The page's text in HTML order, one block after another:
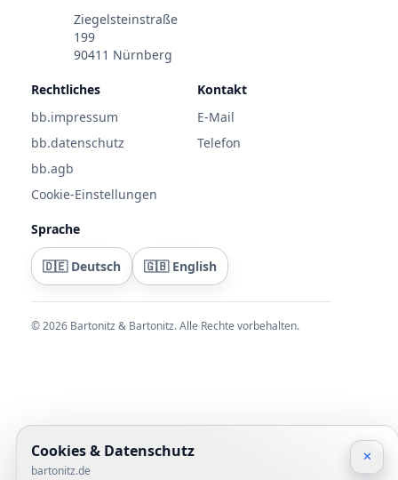
Ziegelsteinstraße
199
90411 Nürnberg
Rechtliches
bb.impressum
bb.datenschutz
bb.agb
Cookie-Einstellungen
Kontakt
E-Mail
Telefon
Sprache
🇩🇪 Deutsch 🇬🇧 English
©2026 Bartonitz & Bartonitz. Alle Rechte vorbehalten.
Cookies & Datenschutz
bartonitz.de
✕